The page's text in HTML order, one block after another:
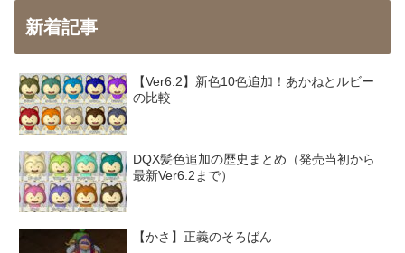
新着記事
【Ver6.2】新色10色追加！あかねとルビー
の比較
DQX髪色追加の歴史まとめ（発売当初から
最新Ver6.2まで）
【かさ】正義のそろばん